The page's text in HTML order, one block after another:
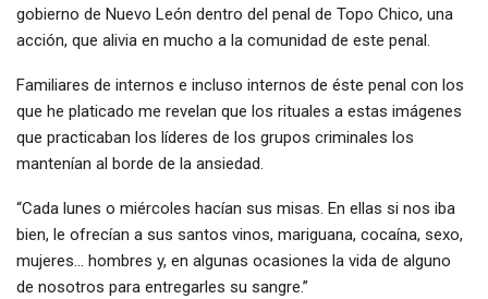
gobierno de Nuevo León dentro del penal de Topo Chico, una
acción, que alivia en mucho a la comunidad de este penal.
Familiares de internos e incluso internos de éste penal con los
que he platicado me revelan que los rituales a estas imágenes
que practicaban los líderes de los grupos criminales los
mantenían al borde de la ansiedad.
“Cada lunes o miércoles hacían sus misas. En ellas si nos iba
bien, le ofrecían a sus santos vinos, mariguana, cocaína, sexo,
mujeres… hombres y, en algunas ocasiones la vida de alguno
de nosotros para entregarles su sangre.”